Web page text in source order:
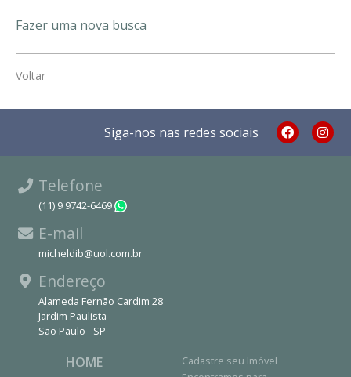
Fazer uma nova busca
Voltar
Siga-nos nas redes sociais
Telefone
(11) 9 9742-6469
E-mail
micheldib@uol.com.br
Endereço
Alameda Fernão Cardim 28
Jardim Paulista
São Paulo - SP
HOME
Cadastre seu Imóvel